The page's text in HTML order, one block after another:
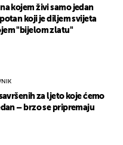
kojem živi samo jedan
koji je diljem svijeta
"bijelom zlatu"
za ljeto koje ćemo
– brzo se pripremaju